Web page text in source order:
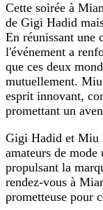
Cette soirée à
de Gigi Hadid
En réunissant une
l'événement a
que ces deux
mutuellement.
esprit innovant,
promettant un
Gigi Hadid et Miu
amateurs de
propulsant la
rendez-vous à
prometteuse pour